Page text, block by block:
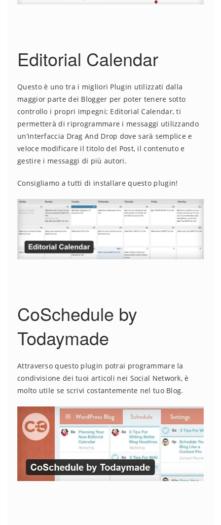
Editorial Calendar
Questo è uno tra i migliori Plugin utilizzati dalla
maggior parte dei Blogger per poter tenere sotto
controllo i propri impegni; Editorial Calendar, ti
permetterà di riprogrammare i messaggi utilizzando
un’interfaccia Drag And Drop dove sarà semplice e
veloce modificare il titolo del Post, il contenuto e
gestire i messaggi di più autori.
Consigliamo a tutti di installare questo plugin!
CoSchedule by
Todaymade
Attraverso questo plugin potrai programmare la
condivisione dei tuoi articoli nei Social Network, è
molto utile se scrivi costantemente nel tuo Blog.